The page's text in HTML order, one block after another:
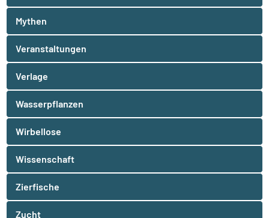
Mythen
Veranstaltungen
Verlage
Wasserpflanzen
Wirbellose
Wissenschaft
Zierfische
Zucht